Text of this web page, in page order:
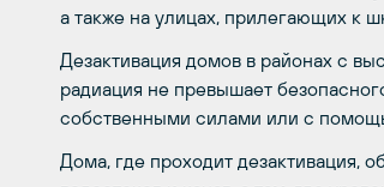
а также на улицах, прилегающих к
Дезактивация домов в районах с
радиация не превышает
собственными силами или с
Дома, где проходит